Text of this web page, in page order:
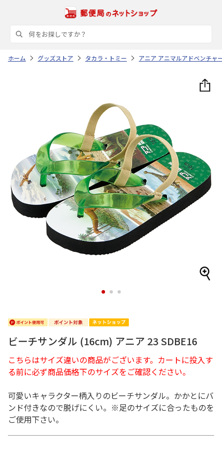
ホーム グッズストア タカラ・トミー アニア アニマルアドベンチャ
1 2 3
ビーチサンダル (16cm) アニア 23 SDBE16
こちらはサイズ違いの商品がございます。カートに投入す
る前に必ず商品価格下のサイズをご確認ください。
可愛いキャラクター柄入りのビーチサンダル。かかとにバ
ンド付きなので脱げにくい。※足のサイズに合ったものを
ご使用下さい。